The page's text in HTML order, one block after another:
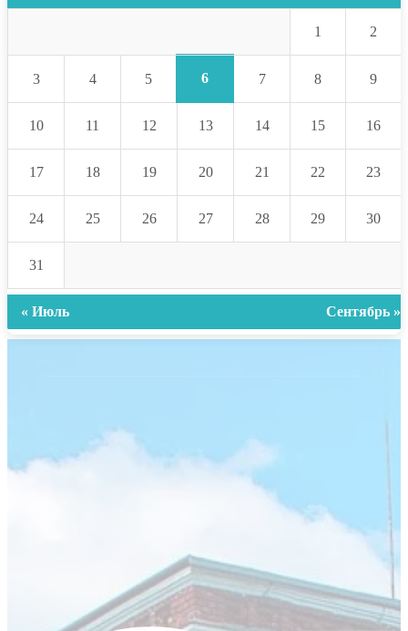
1 2
3 4 5 6 7 8 9
10 11 12 13 14 15 16
17 18 19 20 21 22 23
24 25 26 27 28 29 30
31
« Июль Сентябрь »